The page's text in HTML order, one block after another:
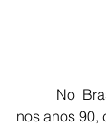
nos anos 90,